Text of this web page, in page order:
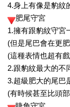
4.身上有像是豹紋
肥尾守宮
1.擁有跟豹紋守宮
(但是尾巴會在更
(這種表情也超有
2.跟豹紋最大的不
3.超級肥大的尾巴
(有時候甚至比頭